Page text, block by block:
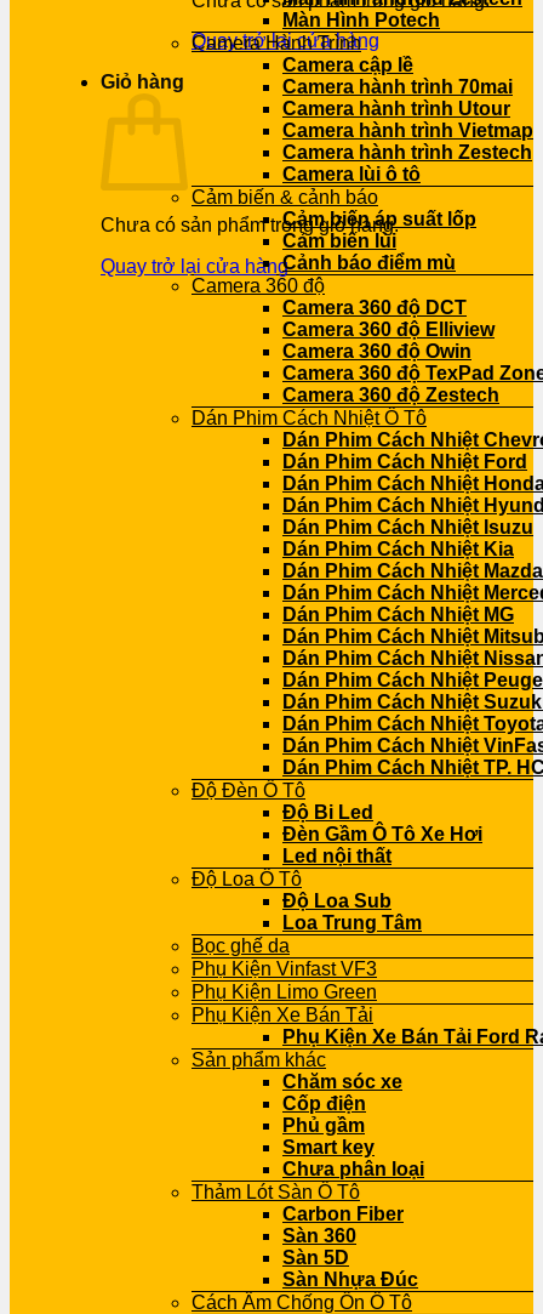
Quay trở lại cửa hàng
Giỏ hàng
Chưa có sản phẩm trong giỏ hàng.
Quay trở lại cửa hàng
Màn Hình Potech
Camera Hành Trình
Camera cập lề
Camera hành trình 70mai
Camera hành trình Utour
Camera hành trình Vietmap
Camera hành trình Zestech
Camera lùi ô tô
Cảm biến & cảnh báo
Cảm biến áp suất lốp
Cảm biến lùi
Cảnh báo điểm mù
Camera 360 độ
Camera 360 độ DCT
Camera 360 độ Elliview
Camera 360 độ Owin
Camera 360 độ TexPad
Camera 360 độ Zestech
Dán Phim Cách Nhiệt Ô Tô
Dán Phim Cách Nhiệt
Dán Phim Cách Nhiệt Ford
Dán Phim Cách Nhiệt
Dán Phim Cách Nhiệt
Dán Phim Cách Nhiệt Isuzu
Dán Phim Cách Nhiệt Kia
Dán Phim Cách Nhiệt Mazda
Dán Phim Cách Nhiệt
Dán Phim Cách Nhiệt MG
Dán Phim Cách Nhiệt
Dán Phim Cách Nhiệt
Dán Phim Cách Nhiệt
Dán Phim Cách Nhiệt
Dán Phim Cách Nhiệt
Dán Phim Cách Nhiệt
Dán Phim Cách Nhiệt TP.
Độ Đèn Ô Tô
Độ Bi Led
Đèn Gầm Ô Tô Xe Hơi
Led nội thất
Độ Loa Ô Tô
Độ Loa Sub
Loa Trung Tâm
Bọc ghế da
Phụ Kiện Vinfast VF3
Phụ Kiện Limo Green
Phụ Kiện Xe Bán Tải
Phụ Kiện Xe Bán Tải Ford
Sản phẩm khác
Chăm sóc xe
Cốp điện
Phủ gầm
Smart key
Chưa phân loại
Thảm Lót Sàn Ô Tô
Carbon Fiber
Sàn 360
Sàn 5D
Sàn Nhựa Đúc
Cách Âm Chống Ồn Ô Tô